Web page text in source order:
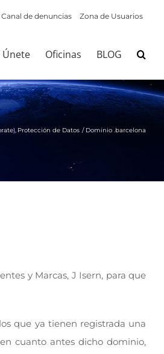
Canal de denuncias Zona de Usuarios
Únete Oficinas BLOG
Protección de Datos Dominio .barcelona
y Marcas, J Isern, para que
que ya tienen registrada una
cuanto antes dicho dominio,